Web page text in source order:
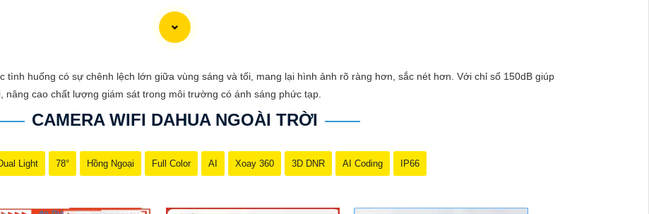
sự ổn định và chất lượng vượt trội của Camera Dahua chính hãng với mức giá vô cùng hấp dẫn."
tình huống có sự chênh lệch lớn giữa vùng sáng và tối, mang lại hình ảnh rõ ràng hơn, sắc nét hơn. Với chỉ số 150dB giúp
cao chất lượng giám sát trong môi trường có ánh sáng phức tạp.
CAMERA WIFI DAHUA NGOÀI TRỜI
Light 78° Hồng Ngoại Full Color AI Xoay 360 3D DNR AI Coding IP66